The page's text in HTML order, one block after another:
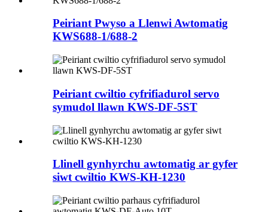
Peiriant Pwyso a Llenwi Awtomatig
KWS688-1/688-2
Peiriant cwiltio cyfrifiadurol servo
symudol llawn KWS-DF-5ST
Llinell gynhyrchu awtomatig ar gyfer
siwt cwiltio KWS-KH-1230